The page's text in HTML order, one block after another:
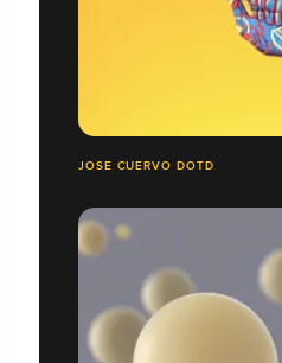
JOSE CUERVO DOTD